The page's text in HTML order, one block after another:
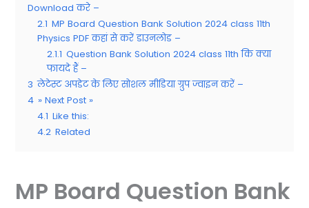
Download करे –
2.1 MP Board Question Bank Solution 2024 class 11th
Physics PDF कहां से करें डाउनलोड –
2.1.1 Question Bank Solution 2024 class 11th कि क्या
फायदे हैं –
3 लेटेस्ट अपडेट के लिए सोशल मीडिया ग्रुप ज्वाइन करें –
4 » Next Post »
4.1 Like this:
4.2 Related
MP Board Question Bank